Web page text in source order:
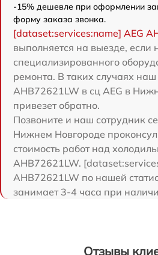
-15% дешевле при оформлении
форму заказа звонка.
[dataset:services:name] AEG
выполняется на выезде, если
специализированного
ремонта. В таких случаях наш
AHB72621LW в сц AEG в
привезет обратно.
Позвоните и наш сотрудник
Нижнем Новгороде
стоимость работ над
AHB72621LW.
AHB72621LW по нашей
занимает 3-4 часа при
Отзывы